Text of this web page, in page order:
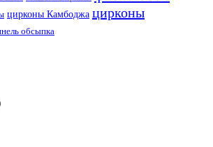
цирконы Камбоджа цирконы
обсыпка